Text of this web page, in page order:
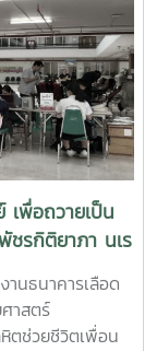
พื่อถวายเป็น
ชรกิติยาภา นเร
มหาวัชรราช
ธนาคารเลือด
าสตร์
ตช่วยชีวิตเพื่อน